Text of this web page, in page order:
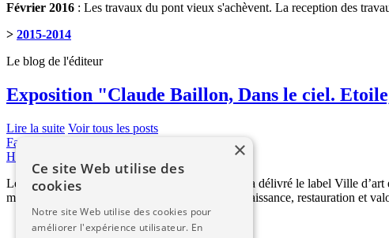
Février 2016 : Les travaux du pont vieux s'achèvent. La reception des
> 2015-2014
Le blog de l'éditeur
Exposition "Claude Baillon, Dans le ciel.
Lire la suite Voir tous les posts
Facebook
Haut de page
Le Ministère de la Culture et de Communication a délivré le label Ville
mobilier ou encore environnemental, alliant connaissance, restauration et
Accueil
×
Ce site Web utilise des
cookies
Notre site Web utilise des cookies pour
améliorer l'expérience utilisateur. En